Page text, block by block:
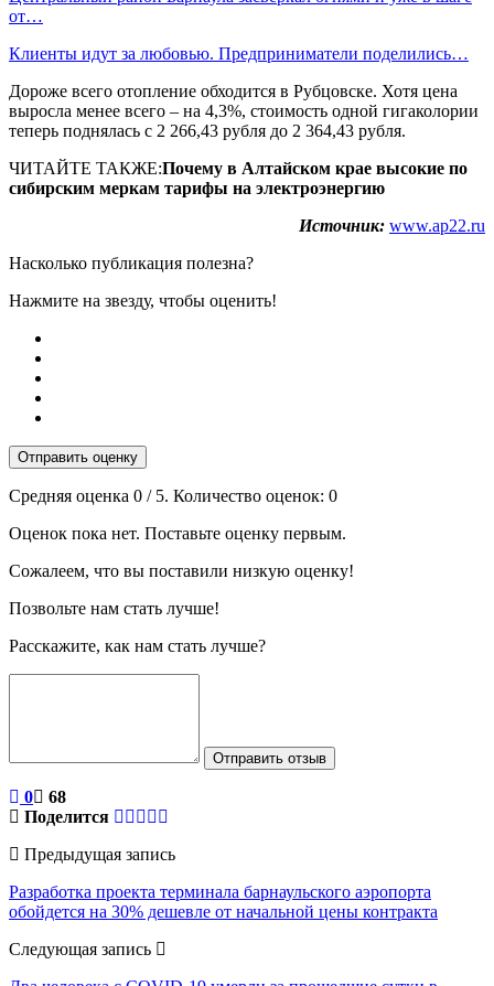
от…
Клиенты идут за любовью. Предприниматели поделились…
Дороже всего отопление обходится в Рубцовске. Хотя цена
выросла менее всего – на 4,3%, стоимость одной гигаколории
теперь поднялась с 2 266,43 рубля до 2 364,43 рубля.
ЧИТАЙТЕ ТАКЖЕ:Почему в Алтайском крае высокие по
сибирским меркам тарифы на электроэнергию
Источник: www.ap22.ru
Насколько публикация полезна?
Нажмите на звезду, чтобы оценить!
Отправить оценку
Средняя оценка 0 / 5. Количество оценок: 0
Оценок пока нет. Поставьте оценку первым.
Сожалеем, что вы поставили низкую оценку!
Позвольте нам стать лучше!
Расскажите, как нам стать лучше?
Отправить отзыв
0
68
Поделится
Предыдущая запись
Разработка проекта терминала барнаульского аэропорта
обойдется на 30% дешевле от начальной цены контракта
Следующая запись